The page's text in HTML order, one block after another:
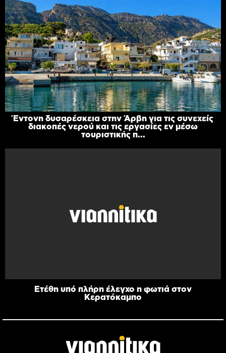
Έντονη δυσαρέσκεια στην Άρβη για τις συνεχείς
διακοπές νερού και τις εργασίες εν μέσω
τουριστικής π...
Ετέθη υπό πλήρη έλεγχο η φωτιά στον
Κερατόκαμπο